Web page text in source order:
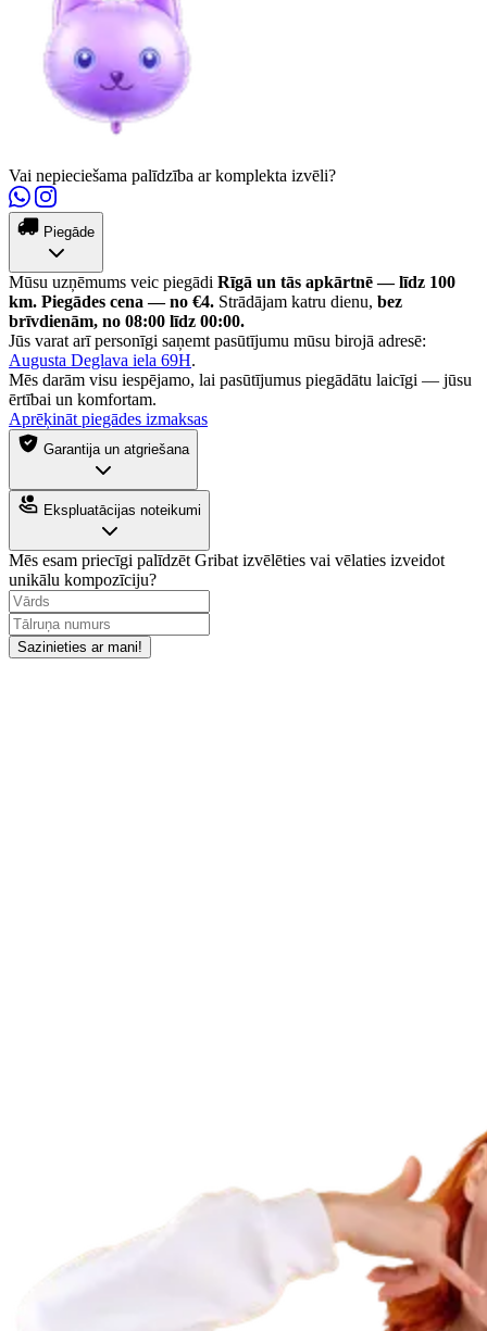
Vai nepieciešama palīdzība ar komplekta izvēli?
Piegāde
Mūsu uzņēmums veic piegādi Rīgā un tās apkārtnē — līdz 100
km. Piegādes cena — no €4. Strādājam katru dienu, bez
brīvdienām, no 08:00 līdz 00:00.
Jūs varat arī personīgi saņemt pasūtījumu mūsu birojā adresē:
Augusta Deglava iela 69H.
Mēs darām visu iespējamo, lai pasūtījumus piegādātu laicīgi — jūsu
ērtībai un komfortam.
Aprēķināt piegādes izmaksas
Garantija un atgriešana
Ekspluatācijas noteikumi
Mēs esam priecīgi palīdzēt Gribat izvēlēties vai vēlaties izveidot
unikālu kompozīciju?
Sazinieties ar mani!